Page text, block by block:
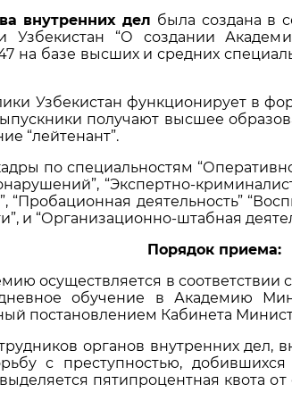
внутренних дел была создана в
Узбекистан “О создании
на базе высших и средних
Узбекистан функционирует в
получают высшее
“лейтенант”.
по специальностям
“Экспертно-
“Пробационная деятельность”
и “Организационно-штабная
Порядок приема:
осуществляется в соответствии
обучение в Академию
постановлением Кабинета
органов внутренних дел,
с преступностью,
пятипроцентная квота